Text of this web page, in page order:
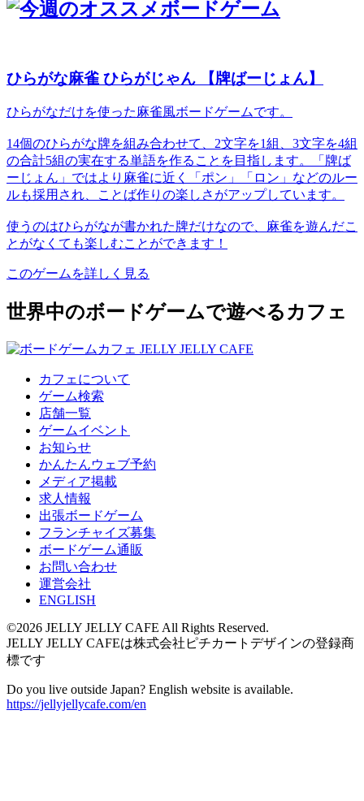
ひらがな麻雀 ひらがじゃん 【牌ばーじょん】
ひらがなだけを使った麻雀風ボードゲームです。
14個のひらがな牌を組み合わせて、2文字を1組、3文字を4組
の合計5組の実在する単語を作ることを目指します。「牌ば
ーじょん」ではより麻雀に近く「ポン」「ロン」などのルー
ルも採用され、ことば作りの楽しさがアップしています。
使うのはひらがなが書かれた牌だけなので、麻雀を遊んだこ
とがなくても楽しむことができます！
このゲームを詳しく見る
世界中のボードゲームで遊べるカフェ
カフェについて
ゲーム検索
店舗一覧
ゲームイベント
お知らせ
かんたんウェブ予約
メディア掲載
求人情報
出張ボードゲーム
フランチャイズ募集
ボードゲーム通販
お問い合わせ
運営会社
ENGLISH
©2026 JELLY JELLY CAFE All Rights Reserved.
JELLY JELLY CAFEは株式会社ピチカートデザインの登録商
標です
Do you live outside Japan? English website is available.
https://jellyjellycafe.com/en